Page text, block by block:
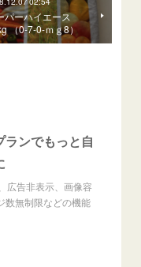
パーハイエース
（0-7-0-ｍｇ8）
ランでもっと自
広告非表示、画像容
数無制限などの機能